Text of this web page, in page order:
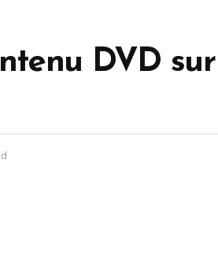
DVD sur